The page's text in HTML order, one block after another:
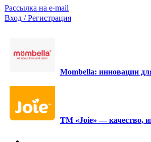
Рассылка на e-mail
Вход / Регистрация
Mombella: инновации
ТМ «Joie» — качество,